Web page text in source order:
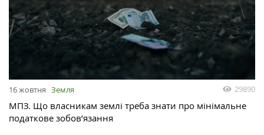
16 жовтня Земля 29890
МПЗ. Що власникам землі треба знати про мінімальне
податкове зобов’язання